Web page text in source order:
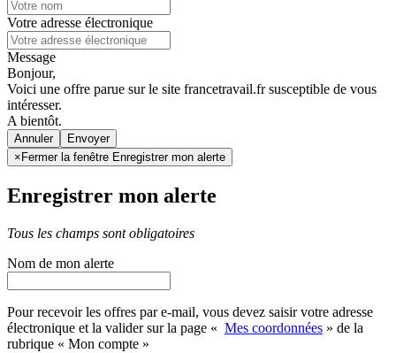
Votre adresse électronique
Message
Bonjour,
Voici une offre parue sur le site francetravail.fr susceptible de vous
intéresser.
A bientôt.
Annuler
× Fermer la fenêtre Enregistrer mon alerte
Enregistrer mon alerte
Tous les champs sont obligatoires
Nom de mon alerte
Pour recevoir les offres par e-mail, vous devez saisir votre adresse
électronique et la valider sur la page « Mes coordonnées » de la
rubrique « Mon compte »